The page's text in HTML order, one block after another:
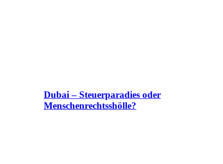
Dubai – Steuerparadies oder
Menschenrechtsshölle?